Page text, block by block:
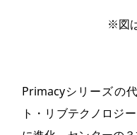
※図
Primacyシリーズの
ト・リブテクノロジー